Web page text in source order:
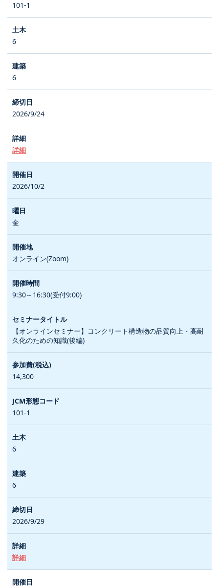
101-1
6
6
2026/9/24
詳細
2026/10/2
金
オンライン(Zoom)
9:30～16:30(受付9:00)
【オンラインセミナー】コンクリート構造物の品質向上・高耐
久化のための知識(後編)
14,300
101-1
6
6
2026/9/29
詳細